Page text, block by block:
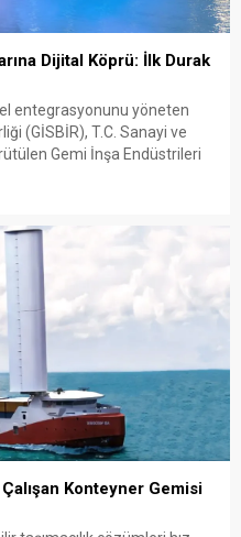
Dijital Köprü: İlk Durak
entegrasyonunu yöneten
(GİSBİR), T.C. Sanayi ve
Gemi İnşa Endüstrileri
ve yan sanayisinin küresel
Konteyner Gemisi